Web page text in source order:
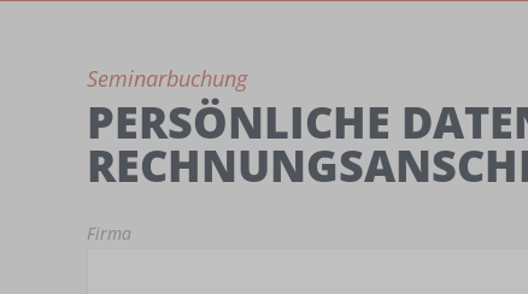
Seminarbuchung
PERSÖNLICHE
Firma